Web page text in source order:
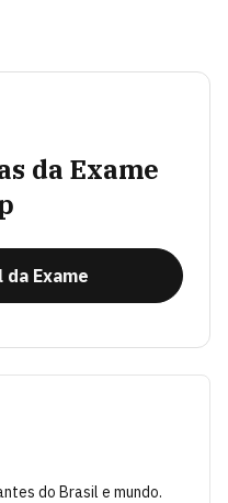
da Exame
da Exame
do Brasil e mundo.